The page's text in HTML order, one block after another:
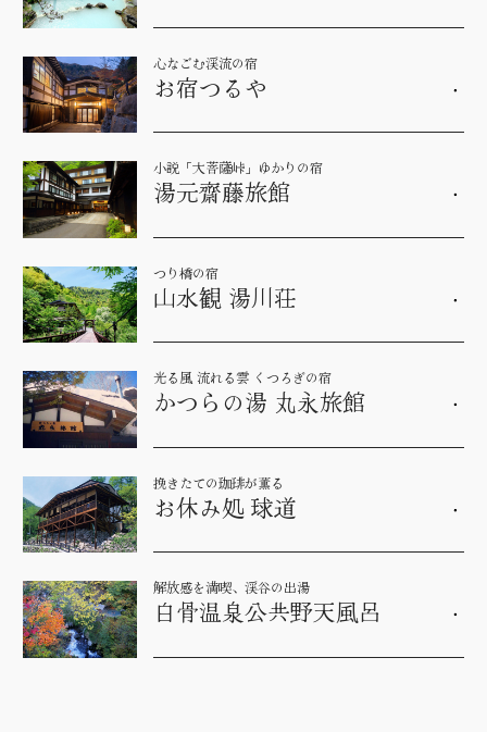
心なごむ渓流の宿
お宿つるや
小説「大菩薩峠」ゆかりの宿
湯元齋藤旅館
つり橋の宿
山水観 湯川荘
光る風 流れる雲 くつろぎの宿
かつらの湯 丸永旅館
挽きたての珈琲が薫る
お休み処 球道
解放感を満喫、渓谷の出湯
白骨温泉公共野天風呂